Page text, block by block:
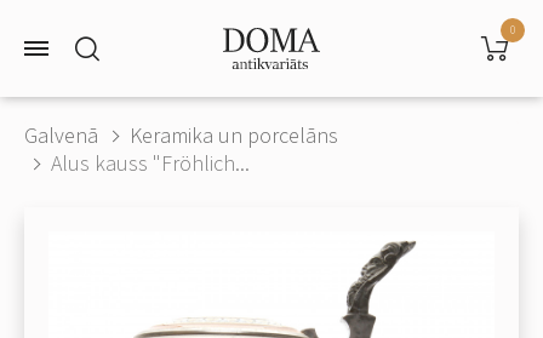
0
Galvenā
Keramika un porcelāns
Alus kauss "Fröhlich...